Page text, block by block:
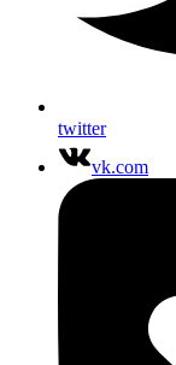
twitter
vk.com